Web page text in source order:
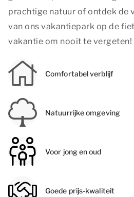
prachtige natuur of ontdek de
van ons vakantiepark op de
vakantie om nooit te vergeten!
Comfortabel verblijf
Natuurrijke omgeving
Voor jong en oud
Goede prijs-kwaliteit